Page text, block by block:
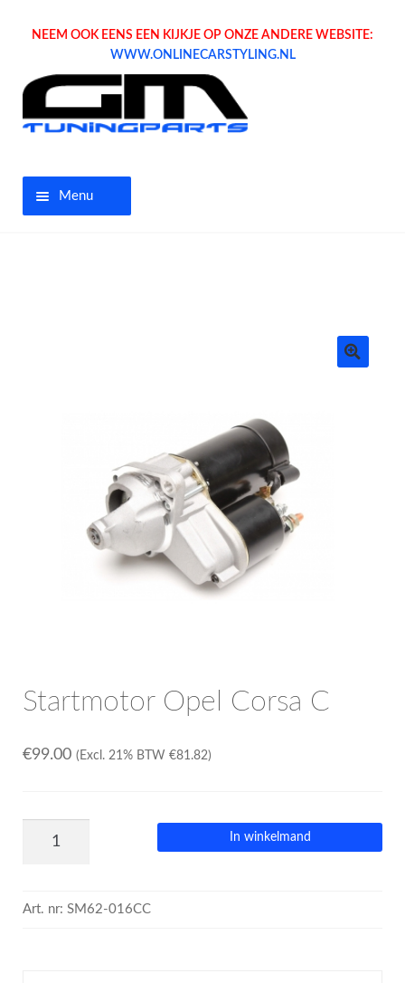
NEEM OOK EENS EEN KIJKJE OP ONZE ANDERE WEBSITE:
WWW.ONLINECARSTYLING.NL
Menu
Bedrijfswagen parts
Startmotor Opel Corsa C
€99.00 (Excl. 21% BTW €81.82)
In winkelmand
Art. nr: SM62-016CC